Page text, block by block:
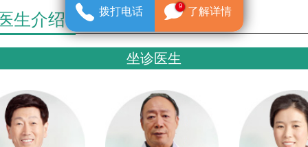
生介绍
坐诊医生
拨打电话 9 了解详情